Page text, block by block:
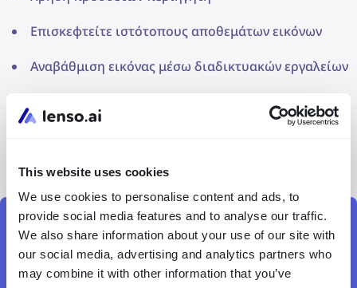
This website uses cookies
We use cookies to personalise content and ads, to
provide social media features and to analyse our traffic.
We also share information about your use of our site with
our social media, advertising and analytics partners who
may combine it with other information that you’ve
Επισκεφτείτε ιστότοπους αποθεμάτων εικόνων
Αναβάθμιση εικόνας μέσω διαδικτυακών εργαλείων
Βρείτε μια φωτογραφία σε υψηλότερη
ανάλυση με το lenso.ai